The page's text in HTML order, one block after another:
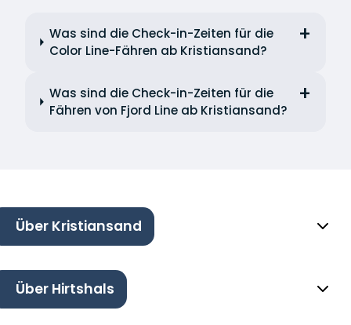
Was sind die Check-in-Zeiten für die
Color Line-Fähren ab Kristiansand?
Was sind die Check-in-Zeiten für die
Fähren von Fjord Line ab Kristiansand?
Über Kristiansand
Über Hirtshals